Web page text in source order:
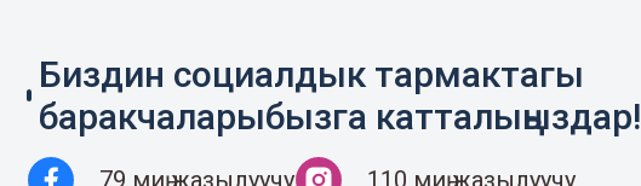
Биздин социалдык тармактагы
баракчаларыбызга катталыңыздар!